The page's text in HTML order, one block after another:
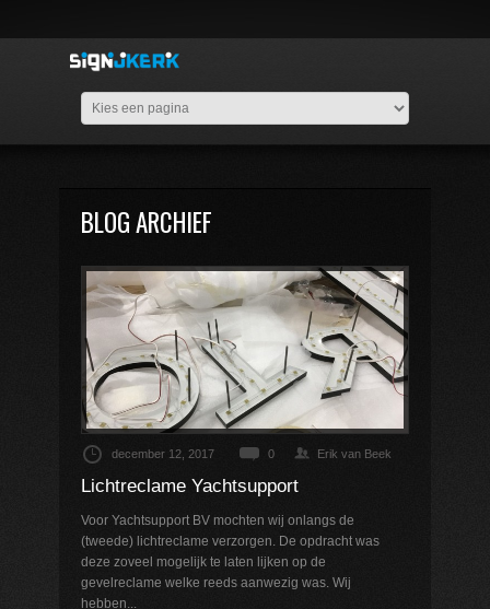
BLOG ARCHIEF
december 12, 2017 0 Erik van Beek
Lichtreclame Yachtsupport
Voor Yachtsupport BV mochten wij onlangs de
(tweede) lichtreclame verzorgen. De opdracht was
deze zoveel mogelijk te laten lijken op de
gevelreclame welke reeds aanwezig was. Wij
hebben...